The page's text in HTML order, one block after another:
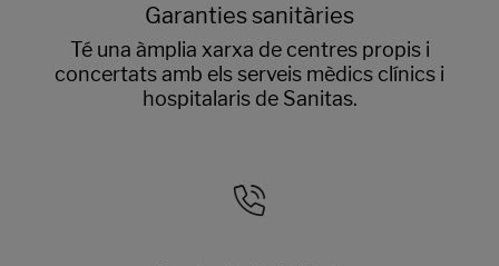
Garanties sanitàries
Té una àmplia xarxa de centres propis i
concertats amb els serveis mèdics clínics i
hospitalaris de Sanitas.